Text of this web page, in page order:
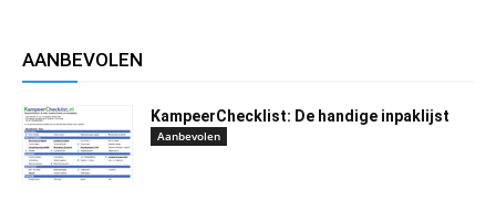
AANBEVOLEN
KampeerChecklist: De handige inpaklijst
Aanbevolen